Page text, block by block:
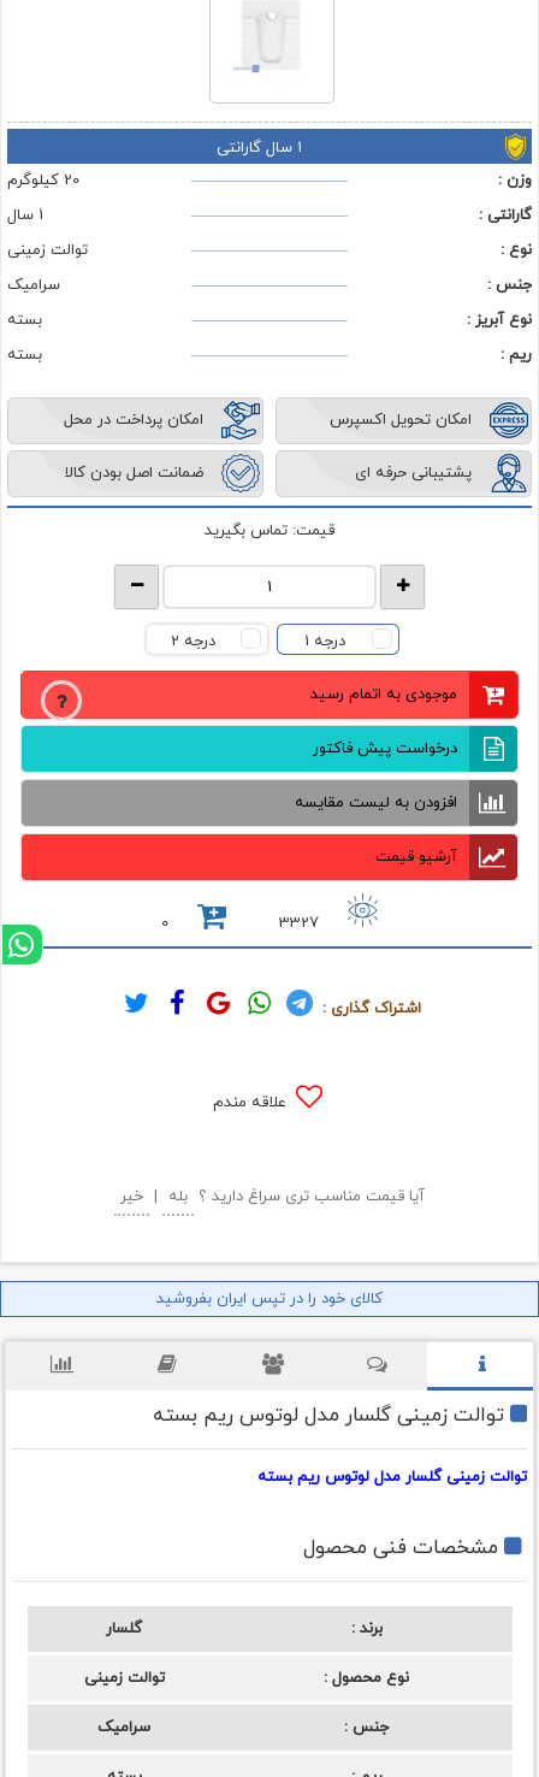
1 سال گارانتی
وزن :
20 کیلوگرم
گارانتی :
1 سال
نوع :
توالت زمینی
جنس :
سرامیک
نوع آبریز :
بسته
ریم :
بسته
امکان تحویل اکسپرس
پشتیبانی حرفه ای
امکان پرداخت در محل
ضمانت اصل بودن کالا
قیمت: تماس بگیرید
درجه 1 درجه 2
موجودی به اتمام رسید
درخواست پیش فاکتور
افزودن به لیست مقایسه
آرشیو قیمت
3327
0
اشتراک گذاری :
علاقه مندم
آیا قیمت مناسب تری سراغ دارید ؟ بله | خیر
کالای خود را در تپس ایران بفروشید
توالت زمینی گلسار مدل لوتوس ریم بسته
توالت زمینی گلسار مدل لوتوس ریم بسته
مشخصات فنی محصول
برند گلسار
نوع محصول توالت زمینی
جنس سرامیک